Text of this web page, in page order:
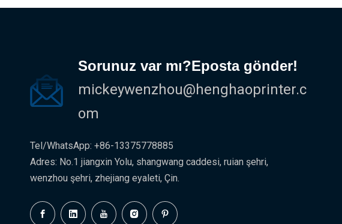
Sorunuz var mı?Eposta gönder!
mickeywenzhou@henghaoprinter.c
om
Tel/WhatsApp: +86-13375778885
Adres: No.1 jiangxin Yolu, shangwang caddesi, ruian şehri,
wenzhou şehri, zhejiang eyaleti, Çin.